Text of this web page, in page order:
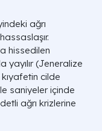
ağrı
hissedilen
yayılır (Jeneralize
cilde
saniyeler içinde
ağrı krizlerine